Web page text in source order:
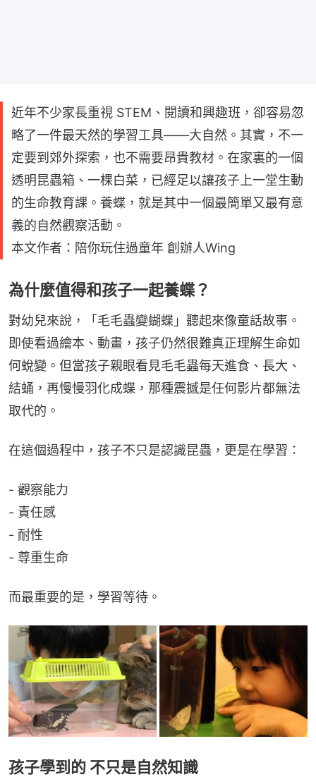
近年不少家長重視 STEM、閱讀和興趣班，卻容易忽
略了一件最天然的學習工具——大自然。其實，不一
定要到郊外探索，也不需要昂貴教材。在家裏的一個
透明昆蟲箱、一棵白菜，已經足以讓孩子上一堂生動
的生命教育課。養蝶，就是其中一個最簡單又最有意
義的自然觀察活動。
本文作者：陪你玩住過童年 創辦人Wing
為什麼值得和孩子一起養蝶？
對幼兒來說，「毛毛蟲變蝴蝶」聽起來像童話故事。
即使看過繪本、動畫，孩子仍然很難真正理解生命如
何蛻變。但當孩子親眼看見毛毛蟲每天進食、長大、
結蛹，再慢慢羽化成蝶，那種震撼是任何影片都無法
取代的。
在這個過程中，孩子不只是認識昆蟲，更是在學習：
- 觀察能力
- 責任感
- 耐性
- 尊重生命
而最重要的是，學習等待。
孩子學到的 不只是自然知識